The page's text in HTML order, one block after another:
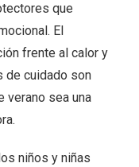
que
El
frente al calor y
de cuidado son
verano sea una
niños y niñas